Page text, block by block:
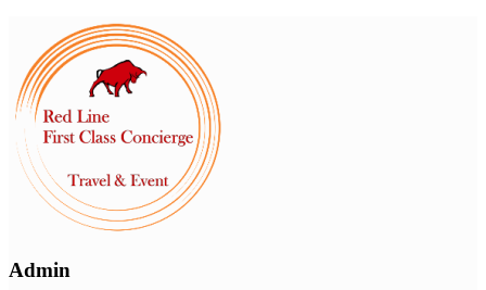
Admin